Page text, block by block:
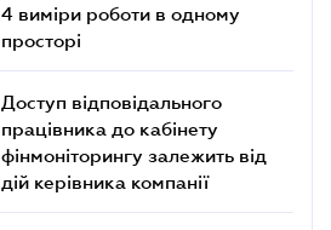
4 виміри роботи в одному
просторі
Доступ відповідального
працівника до кабінету
фінмоніторингу залежить від
дій керівника компанії